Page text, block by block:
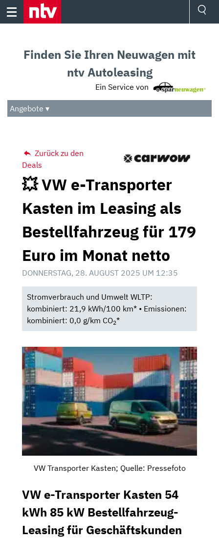
Skip
Audio
Das Beste
Finden Sie Ihren Neuwagen mit
ntv Autoleasing
Ein Service von
Angebote ▾
Zurück zu den
Deals
💥 VW e-Transporter
Kasten im Leasing als
Bestellfahrzeug für 179
Euro im Monat netto
DONNERSTAG, 28. AUGUST 2025 UM 12:35
Stromverbrauch und Umwelt WLTP:
kombiniert: 21,9 kWh/100 km* • Emissionen:
kombiniert: 0,0 g/km CO2*
VW Transporter Kasten; Quelle: Pressefoto
VW e-Transporter Kasten 54
kWh 85 kW Bestellfahrzeug-
Leasing für Geschäftskunden